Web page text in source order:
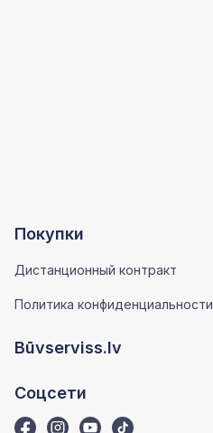
Покупки
Дистанционный контракт
Политика конфиденциальности
Būvserviss.lv
Соцсети